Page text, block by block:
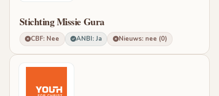
Stichting Missie Gura
CBF: Nee ANBI: Ja Nieuws: nee (0)